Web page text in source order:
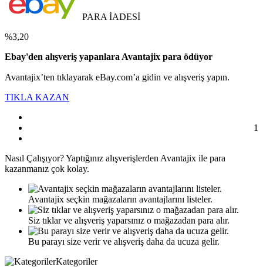
PARA İADESİ
%3,20
Ebay'den alışveriş yapanlara Avantajix para ödüyor
Avantajix’ten tıklayarak eBay.com’a gidin ve alışveriş yapın.
TIKLA KAZAN
1
Nasıl Çalışıyor?Yaptığınız alışverişlerden Avantajix ile para
kazanmanız çok kolay.
Avantajix seçkin mağazaların avantajlarını listeler.
Siz tıklar ve alışveriş yaparsınız o mağazadan para alır.
Bu parayı size verir ve alışveriş daha da ucuza gelir.
Kategoriler